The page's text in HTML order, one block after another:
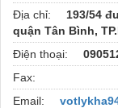
Địa chỉ:
193/54
quận Tân Bình,
Điện thoại:
Fax:
Email: